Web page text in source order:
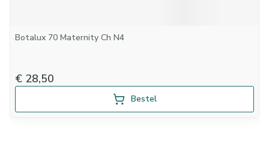
Botalux 70 Maternity Ch N4
€ 28,50
Bestel